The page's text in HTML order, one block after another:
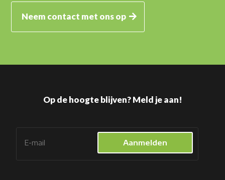
Neem contact met ons op
Op de hoogte blijven? Meld je aan!
Aanmelden